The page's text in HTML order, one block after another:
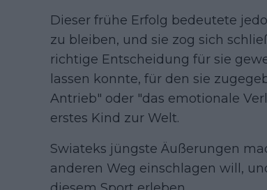
Dieser frühe Erfolg bedeutete
zu bleiben, und sie zog sich
richtige Entscheidung für sie
lassen konnte, für den sie
Antrieb" oder "das emotionale
erstes Kind zur Welt.
Swiateks jüngste Äußerungen
anderen Weg einschlagen will,